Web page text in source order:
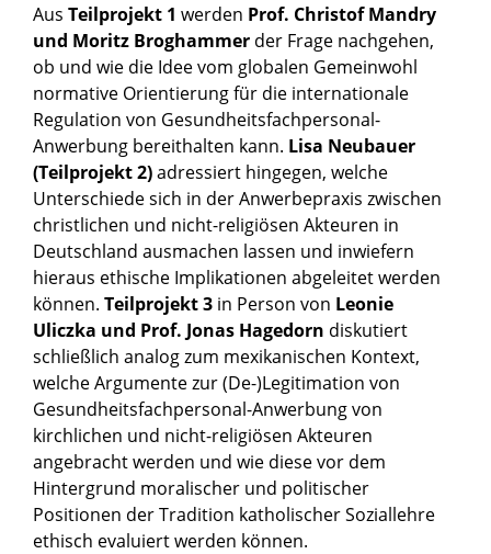
Aus Teilprojekt 1 werden Prof. Christof Mandry
und Moritz Broghammer der Frage nachgehen,
ob und wie die Idee vom globalen Gemeinwohl
normative Orientierung für die internationale
Regulation von Gesundheitsfachpersonal-
Anwerbung bereithalten kann. Lisa Neubauer
(Teilprojekt 2)adressiert hingegen, welche
Unterschiede sich in der Anwerbepraxis zwischen
christlichen und nicht-religiösen Akteuren in
Deutschland ausmachen lassen und inwiefern
hieraus ethische Implikationen abgeleitet werden
können. Teilprojekt 3 in Person von Leonie
Uliczka und Prof. Jonas Hagedorn diskutiert
schließlich analog zum mexikanischen Kontext,
welche Argumente zur (De-)Legitimation von
Gesundheitsfachpersonal-Anwerbung von
kirchlichen und nicht-religiösen Akteuren
angebracht werden und wie diese vor dem
Hintergrund moralischer und politischer
Positionen der Tradition katholischer Soziallehre
ethisch evaluiert werden können.